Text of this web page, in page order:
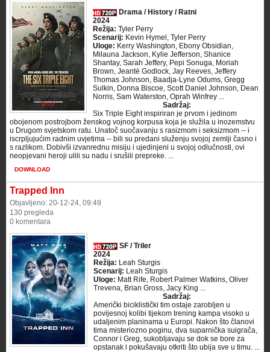
Drama / History / Ratni
2024
Režija: Tyler Perry
Scenarij: Kevin Hymel, Tyler Perry
Uloge: Kerry Washington, Ebony Obsidian,
Milauna Jackson, Kylie Jefferson, Shanice
Shantay, Sarah Jeffery, Pepi Sonuga, Moriah
Brown, Jeanté Godlock, Jay Reeves, Jeffery
Thomas Johnson, Baadja-Lyne Odums, Gregg
Sulkin, Donna Biscoe, Scott Daniel Johnson, Dean
Norris, Sam Waterston, Oprah Winfrey ...
Sadržaj:
Six Triple Eight inspiriran je prvom i jedinom
obojenom postrojbom ženskog vojnog korpusa koja je služila u inozemstvu
u Drugom svjetskom ratu. Unatoč suočavanju s rasizmom i seksizmom -- i
iscrpljujućim radnim uvjetima -- bili su predani služenju svojoj zemlji časno i
s razlikom. Dobivši izvanrednu misiju i ujedinjeni u svojoj odlučnosti, ovi
neopjevani heroji ulili su nadu i srušili prepreke. ...
DOWNLOAD
Trapped Inn
Objavljeno: 20-12-24, 09:49
130 pregleda
0 komentara
SF / Triler
2024
Režija: Leah Sturgis
Scenarij: Leah Sturgis
Uloge: Matt Rife, Robert Palmer Watkins, Oliver
Trevena, Brian Gross, Jacy King ...
Sadržaj:
Američki biciklistički tim ostaje zarobljen u
povijesnoj kolibi tijekom trening kampa visoko u
udaljenim planinama u Europi. Nakon što članovi
tima misteriozno poginu, dva suparnička suigrača,
Connor i Greg, sukobljavaju se dok se bore za
opstanak i pokušavaju otkriti što ubija sve u timu. ...